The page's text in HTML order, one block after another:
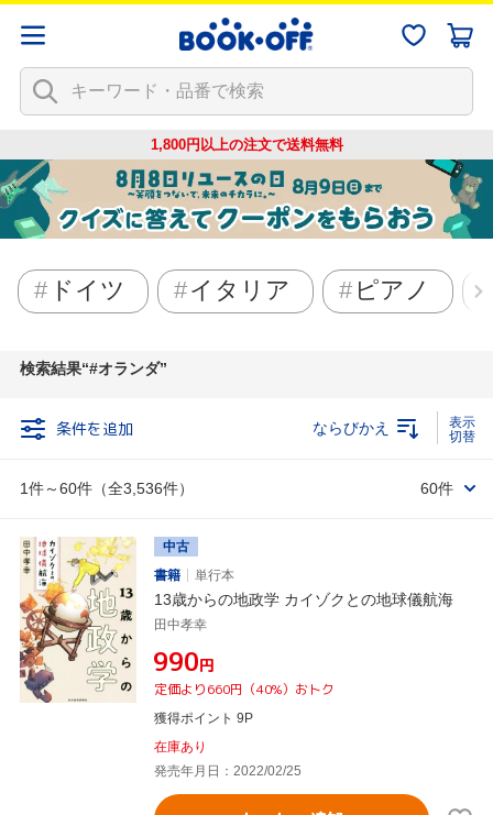
1,800円以上の注文で送料無料
ドイツ イタリア ピアノ
検索結果 #オランダ
条件を追加
1件～60件（全3,536件）
ならびかえ
60件
中古
書籍
単行本
13歳からの地政学 カイゾクとの地球儀航海
田中孝幸
¥990円
定価より660円（40%）おトク
獲得ポイント 9P
在庫あり
発売年月日：2022/02/25